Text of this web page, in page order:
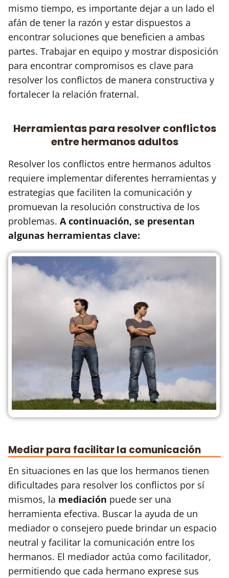
mismo tiempo, es importante dejar a un lado el
afán de tener la razón y estar dispuestos a
encontrar soluciones que beneficien a ambas
partes. Trabajar en equipo y mostrar disposición
para encontrar compromisos es clave para
resolver los conflictos de manera constructiva y
fortalecer la relación fraternal.
Herramientas para resolver conflictos
entre hermanos adultos
Resolver los conflictos entre hermanos adultos
requiere implementar diferentes herramientas y
estrategias que faciliten la comunicación y
promuevan la resolución constructiva de los
problemas. A continuación, se presentan
algunas herramientas clave:
Mediar para facilitar la comunicación
En situaciones en las que los hermanos tienen
dificultades para resolver los conflictos por sí
mismos, la mediación puede ser una
herramienta efectiva. Buscar la ayuda de un
mediador o consejero puede brindar un espacio
neutral y facilitar la comunicación entre los
hermanos. El mediador actúa como facilitador,
permitiendo que cada hermano exprese sus